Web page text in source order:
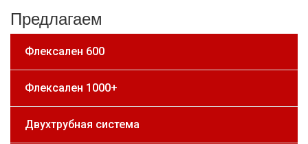
Предлагаем
Флексален 600
Флексален 1000+
Двухтрубная система